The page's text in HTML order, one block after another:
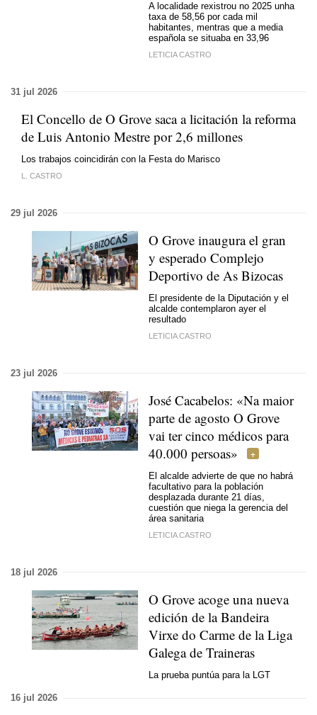
A localidade rexistrou no 2025 unha
taxa de 58,56 por cada mil
habitantes, mentras que a media
española se situaba en 33,96
LETICIA CASTRO
31 jul 2026
El Concello de O Grove saca a licitación la reforma
de Luis Antonio Mestre por 2,6 millones
Los trabajos coincidirán con la Festa do Marisco
L. CASTRO
29 jul 2026
O Grove inaugura el gran
y esperado Complejo
Deportivo de As Bizocas
El presidente de la Diputación y el
alcalde contemplaron ayer el
resultado
LETICIA CASTRO
23 jul 2026
José Cacabelos: «Na maior
parte de agosto O Grove
vai ter cinco médicos para
40.000 persoas»
El alcalde advierte de que no habrá
facultativo para la población
desplazada durante 21 días,
cuestión que niega la gerencia del
área sanitaria
LETICIA CASTRO
18 jul 2026
O Grove acoge una nueva
edición de la Bandeira
Virxe do Carme de la Liga
Galega de Traineras
La prueba puntúa para la LGT
16 jul 2026